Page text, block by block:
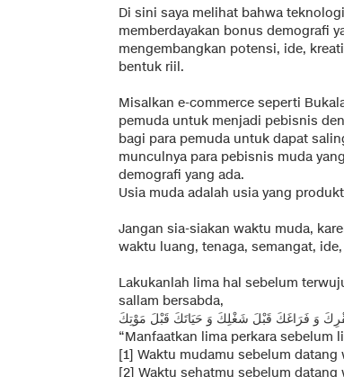
Di sini saya melihat bahwa
memberdayakan bonus demografi
mengembangkan potensi, ide,
bentuk riil.
Misalkan e-commerce seperti
pemuda untuk menjadi pebisnis
bagi para pemuda untuk dapat
munculnya para pebisnis muda
demografi yang ada.
Usia muda adalah usia yang
Jangan sia-siakan waktu muda,
waktu luang, tenaga, semangat,
Lakukanlah lima hal sebelum
sallam bersabda,
وَ فَرَاغَكَ قَبْلَ شَغْلِكَ وَ حَيَاتَكَ قَبْلَ مَوْتِكَ
“Manfaatkan lima perkara sebelum
[1] Waktu mudamu sebelum datang
[2] Waktu sehatmu sebelum datang